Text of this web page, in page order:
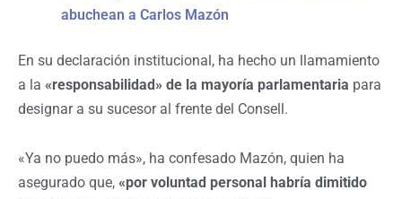
abuchean a Carlos Mazón
En su declaración institucional, ha hecho un llamamiento
a la «responsabilidad» de la mayoría parlamentaria para
designar a su sucesor al frente del Consell.
«Ya no puedo más», ha confesado Mazón, quien ha
asegurado que, «por voluntad personal habría dimitido